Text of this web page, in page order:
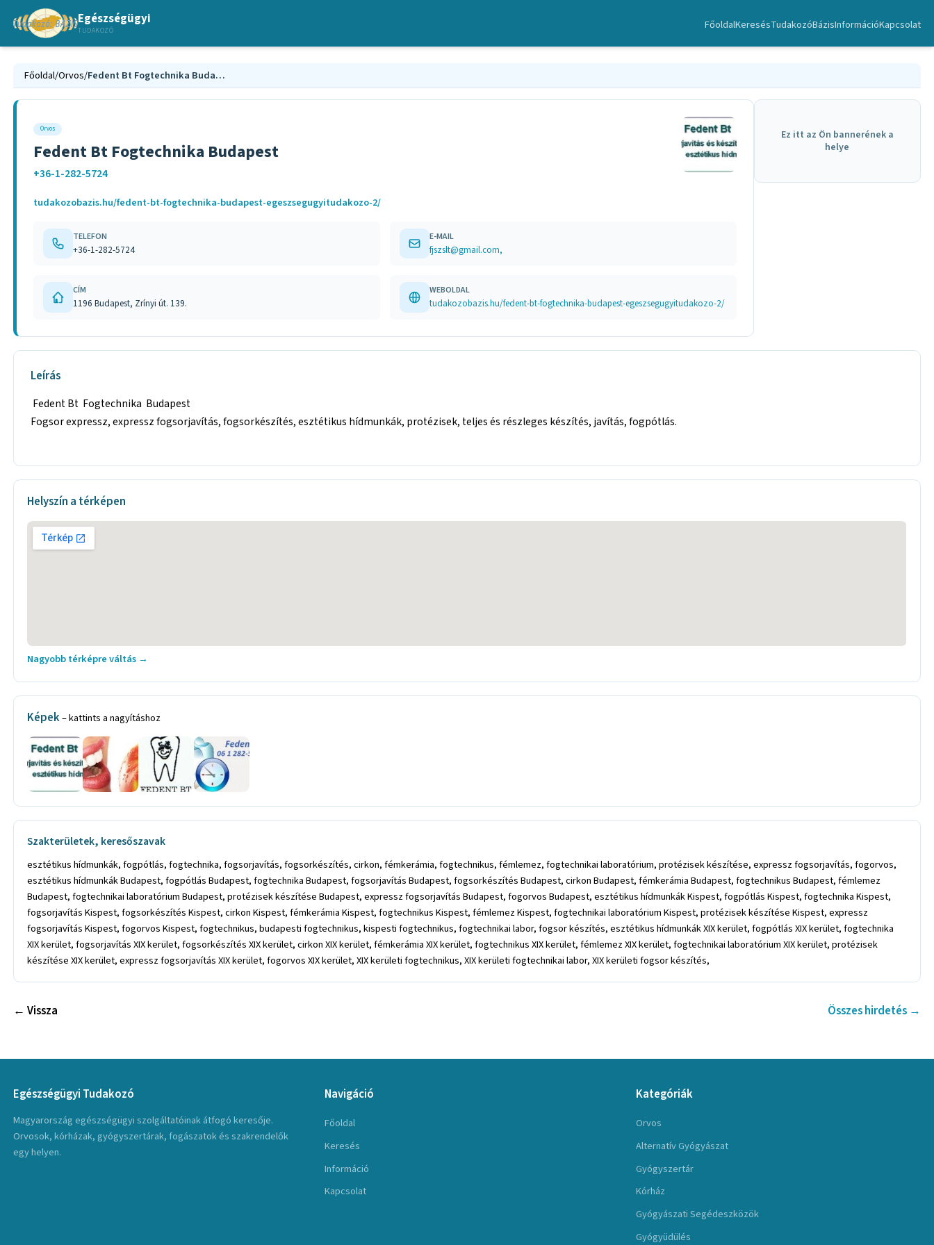
Egészségügyi
TUDAKOZÓ FőoldalKeresésTudakozóBázisInformációKapcsolat
Főoldal/Orvos/ Fedent Bt Fogtechnika Budapest
Orvos
Fedent Bt Fogtechnika Budapest
+36-1-282-5724
tudakozobazis.hu/fedent-bt-fogtechnika-budapest-egeszsegugyitudakozo-2/
TELEFON
+36-1-282-5724
E-MAIL
fjszslt@gmail.com,
CÍM
1196 Budapest, Zrínyi út. 139.
WEBOLDAL
tudakozobazis.hu/fedent-bt-fogtechnika-budapest-egeszsegugyitudakozo-2/
Ez itt az Ön bannerének a
helye
Leírás
Fedent Bt Fogtechnika Budapest
Fogsor expressz, expressz fogsorjavítás, fogsorkészítés, esztétikus hídmunkák, protézisek, teljes és részleges készítés, javítás, fogpótlás.
Helyszín a térképen
Nagyobb térképre váltás →
Képek– kattints a nagyításhoz
Szakterületek, keresőszavak
esztétikus hídmunkák, fogpótlás, fogtechnika, fogsorjavítás, fogsorkészítés, cirkon, fémkerámia, fogtechnikus, fémlemez, fogtechnikai laboratórium, protézisek készítése, expressz fogsorjavítás, fogorvos,
esztétikus hídmunkák Budapest, fogpótlás Budapest, fogtechnika Budapest, fogsorjavítás Budapest, fogsorkészítés Budapest, cirkon Budapest, fémkerámia Budapest, fogtechnikus Budapest, fémlemez
Budapest, fogtechnikai laboratórium Budapest, protézisek készítése Budapest, expressz fogsorjavítás Budapest, fogorvos Budapest, esztétikus hídmunkák Kispest, fogpótlás Kispest, fogtechnika Kispest,
fogsorjavítás Kispest, fogsorkészítés Kispest, cirkon Kispest, fémkerámia Kispest, fogtechnikus Kispest, fémlemez Kispest, fogtechnikai laboratórium Kispest, protézisek készítése Kispest, expressz
fogsorjavítás Kispest, fogorvos Kispest, fogtechnikus, budapesti fogtechnikus, kispesti fogtechnikus, fogtechnikai labor, fogsor készítés, esztétikus hídmunkák XIX kerület, fogpótlás XIX kerület, fogtechnika
XIX kerület, fogsorjavítás XIX kerület, fogsorkészítés XIX kerület, cirkon XIX kerület, fémkerámia XIX kerület, fogtechnikus XIX kerület, fémlemez XIX kerület, fogtechnikai laboratórium XIX kerület, protézisek
készítése XIX kerület, expressz fogsorjavítás XIX kerület, fogorvos XIX kerület, XIX kerületi fogtechnikus, XIX kerületi fogtechnikai labor, XIX kerületi fogsor készítés,
← Vissza Összes hirdetés →
Egészségügyi Tudakozó
Magyarország egészségügyi szolgáltatóinak átfogó keresője.
Orvosok, kórházak, gyógyszertárak, fogászatok és szakrendelők
egy helyen.
Navigáció
Főoldal
Keresés
Információ
Kapcsolat
Kategóriák
Orvos
Alternatív Gyógyászat
Gyógyszertár
Kórház
Gyógyászati Segédeszközök
Gyógyüdülés